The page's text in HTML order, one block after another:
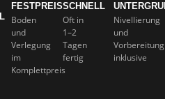
FESTPREIS
Boden
und
Verlegung
im
Komplettpreis
SCHNELL
Oft in
1–2
Tagen
fertig
UNTERGRUND
Nivellierung
und
Vorbereitung
inklusive